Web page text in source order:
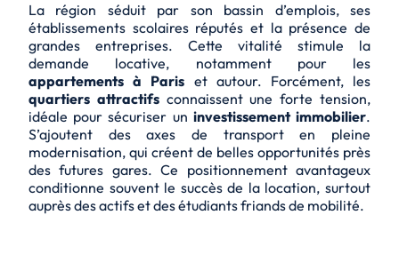
La région séduit par son bassin d’emplois, ses
établissements scolaires réputés et la présence de
grandes entreprises. Cette vitalité stimule la
demande locative, notamment pour les
appartements à Paris et autour. Forcément, les
quartiers attractifsconnaissent une forte tension,
idéale pour sécuriser un investissement immobilier.
S’ajoutent des axes de transport en pleine
modernisation, qui créent de belles opportunités près
des futures gares. Ce positionnement avantageux
conditionne souvent le succès de la location, surtout
auprès des actifs et des étudiants friands de mobilité.